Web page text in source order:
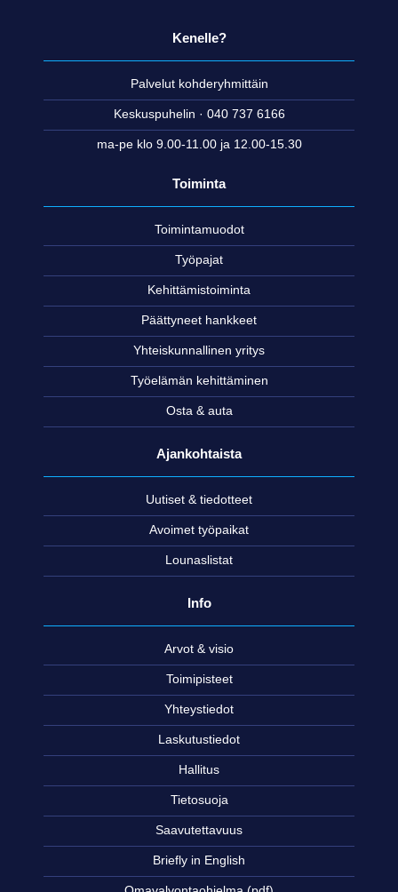
Kenelle?
Palvelut kohderyhmittäin
Keskuspuhelin · 040 737 6166
ma-pe klo 9.00-11.00 ja 12.00-15.30
Toiminta
Toimintamuodot
Työpajat
Kehittämistoiminta
Päättyneet hankkeet
Yhteiskunnallinen yritys
Työelämän kehittäminen
Osta & auta
Ajankohtaista
Uutiset & tiedotteet
Avoimet työpaikat
Lounaslistat
Info
Arvot & visio
Toimipisteet
Yhteystiedot
Laskutustiedot
Hallitus
Tietosuoja
Saavutettavuus
Briefly in English